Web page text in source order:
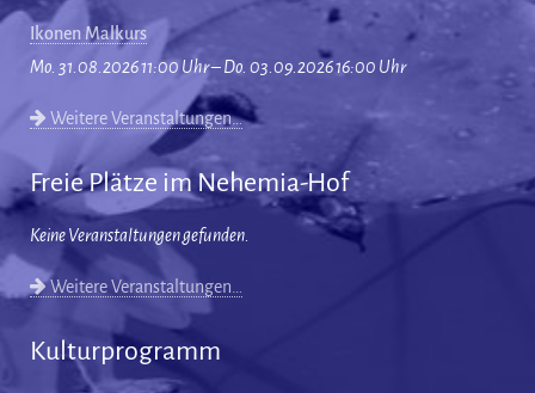
Ikonen Malkurs
Mo. 31.08.2026 11:00 Uhr – Do. 03.09.2026 16:00 Uhr
Weitere Veranstaltungen…
Freie Plätze im Nehemia-Hof
Keine Veranstaltungen gefunden.
Weitere Veranstaltungen…
Kulturprogramm